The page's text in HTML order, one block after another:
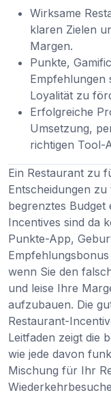
Wirksame
klaren Zielen
Margen.
Punkte,
Empfehlungen
Loyalität zu
Erfolgreiche
Umsetzung,
richtigen Tool-
Ein Restaurant zu
Entscheidungen
begrenztes Budget
Incentives sind da
Punkte-App,
wenn Sie den
und leise Ihre
aufzubauen. Die
Restaurant-
Leitfaden zeigt die
wie jede davon
Mischung für Ihr